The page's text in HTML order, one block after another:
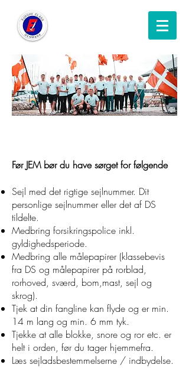
Før JEM bør du have sørget for følgende
Sejl med det rigtige sejlnummer. Dit
personlige sejlnummer eller det af DS
tildelte.
Medbring forsikringspolice inkl.
gyldighedsperiode.
Medbring alle målepapirer (klassebevis
fra DS og målepapirer på rorblad,
rorhoved, sværd, bom,mast, sejl og
skrog).
Tjek at din fangline kan flyde og er min.
14 m lang og min. 6 mm tyk.
Tjekke at alle blokke, snore og ror etc. er
helt i orden, før du tager hjemmefra.
Læs sejladsbestemmelserne / indbydelse.